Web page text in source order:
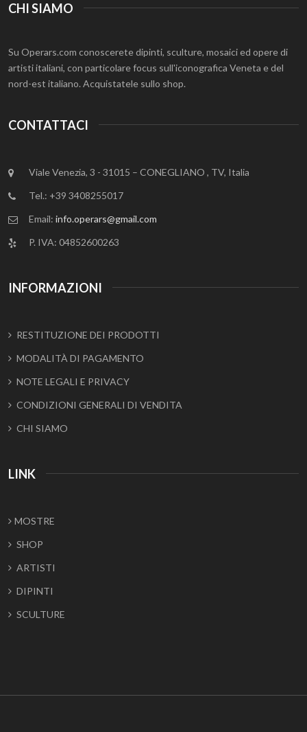
CHI SIAMO
Su Operars.com conoscerete dipinti, sculture, mosaici ed opere di
artisti italiani, con particolare focus sull'iconografica Veneta e del
nord-est italiano. Acquistatele sullo shop.
CONTATTACI
Viale Venezia, 3 - 31015 – CONEGLIANO , TV, Italia
Tel.: +39 3408255017
Email: info.operars@gmail.com
P. IVA: 04852600263
INFORMAZIONI
RESTITUZIONE DEI PRODOTTI
MODALITÀ DI PAGAMENTO
NOTE LEGALI E PRIVACY
CONDIZIONI GENERALI DI VENDITA
CHI SIAMO
LINK
MOSTRE
SHOP
ARTISTI
DIPINTI
SCULTURE